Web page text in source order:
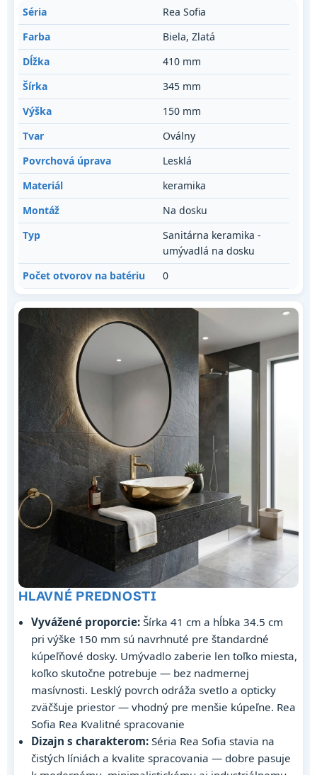
Séria
Rea Sofia
Farba
Biela, Zlatá
Dĺžka
410 mm
Šírka
345 mm
Výška
150 mm
Tvar
Oválny
Povrchová úprava
Lesklá
Materiál
keramika
Montáž
Na dosku
Typ
Sanitárna keramika -
umývadlá na dosku
Počet otvorov na batériu
0
HLAVNÉ PREDNOSTI
Vyvážené proporcie: Šírka 41 cm a hĺbka 34.5 cm
pri výške 150 mm sú navrhnuté pre štandardné
kúpeľňové dosky. Umývadlo zaberie len toľko miesta,
koľko skutočne potrebuje — bez nadmernej
masívnosti. Lesklý povrch odráža svetlo a opticky
zväčšuje priestor — vhodný pre menšie kúpeľne. Rea
Sofia Rea Kvalitné spracovanie
Dizajn s charakterom: Séria Rea Sofia stavia na
čistých líniách a kvalite spracovania — dobre pasuje